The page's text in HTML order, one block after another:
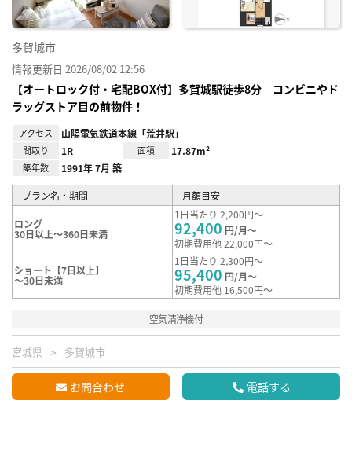
多賀城市
情報更新日 2026/08/02 12:56
【オートロック付・宅配BOX付】多賀城駅徒歩8分 コンビニやド
ラッグストア目の前物件！
アクセス 山陽電気鉄道本線「荒井駅」
間取り 1R 面積 17.87m²
築年数 1991年 7月 築
プラン名・期間 月額目安
ロング
30日以上～360日未満
1日当たり 2,200円～
92,400 円/月～
初期費用他 22,000円～
ショート【7日以上】
～30日未満
1日当たり 2,300円～
95,400 円/月～
初期費用他 16,500円～
空気清浄機付
宮城県 多賀城市
お問合わせ 電話する